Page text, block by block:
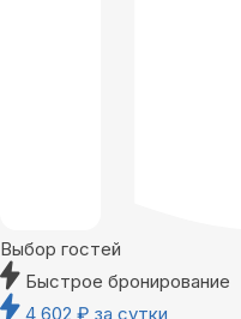
Выбор гостей
Быстрое бронирование
4 602 ₽ за сутки